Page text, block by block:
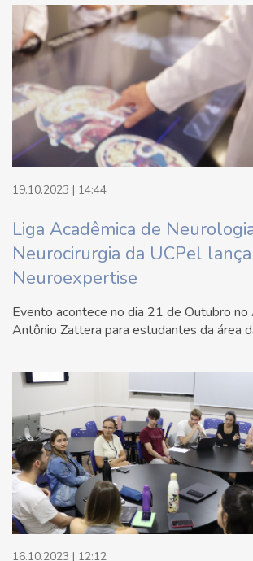
19.10.2023 | 14:44
Liga Acadêmica de
Neurocirurgia da UCPel lança
Neuroexpertise
Evento acontece no dia 21 de Outubro
Antônio Zattera para estudantes da área
16.10.2023 | 12:12